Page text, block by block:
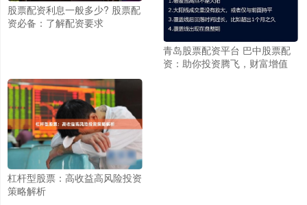
股票配资利息一般多少? 股票配
资必备：了解配资要求
青岛股票配资平台 巴中股票配
资：助你投资腾飞，财富增值
杠杆型股票：高收益高风险投资
策略解析